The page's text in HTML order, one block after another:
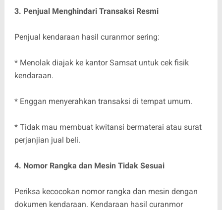
3. Penjual Menghindari Transaksi Resmi
Penjual kendaraan hasil curanmor sering:
* Menolak diajak ke kantor Samsat untuk cek fisik
kendaraan.
* Enggan menyerahkan transaksi di tempat umum.
* Tidak mau membuat kwitansi bermaterai atau surat
perjanjian jual beli.
4. Nomor Rangka dan Mesin Tidak Sesuai
Periksa kecocokan nomor rangka dan mesin dengan
dokumen kendaraan. Kendaraan hasil curanmor